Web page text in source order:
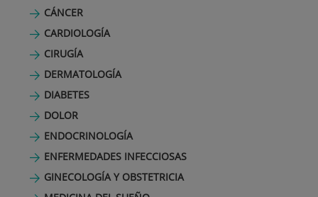
CÁNCER
CARDIOLOGÍA
CIRUGÍA
DERMATOLOGÍA
DIABETES
DOLOR
ENDOCRINOLOGÍA
ENFERMEDADES INFECCIOSAS
GINECOLOGÍA Y OBSTETRICIA